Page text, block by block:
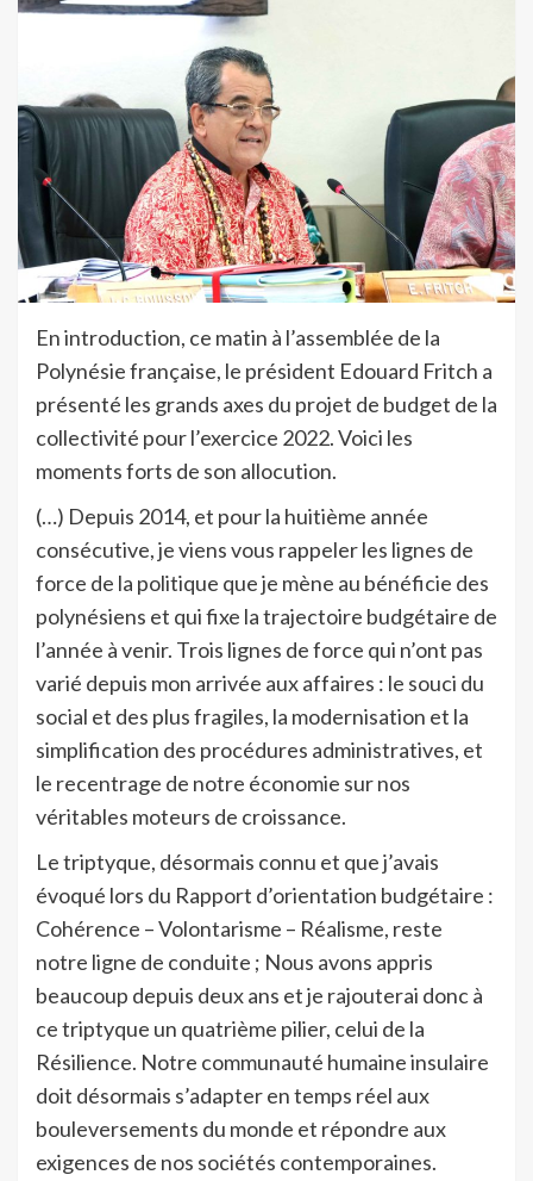
En introduction, ce matin à l’assemblée de la
Polynésie française, le président Edouard Fritch a
présenté les grands axes du projet de budget de la
collectivité pour l’exercice 2022. Voici les
moments forts de son allocution.
(…) Depuis 2014, et pour la huitième année
consécutive, je viens vous rappeler les lignes de
force de la politique que je mène au bénéficie des
polynésiens et qui fixe la trajectoire budgétaire de
l’année à venir. Trois lignes de force qui n’ont pas
varié depuis mon arrivée aux affaires : le souci du
social et des plus fragiles, la modernisation et la
simplification des procédures administratives, et
le recentrage de notre économie sur nos
véritables moteurs de croissance.
Le triptyque, désormais connu et que j’avais
évoqué lors du Rapport d’orientation budgétaire :
Cohérence – Volontarisme – Réalisme, reste
notre ligne de conduite ; Nous avons appris
beaucoup depuis deux ans et je rajouterai donc à
ce triptyque un quatrième pilier, celui de la
Résilience. Notre communauté humaine insulaire
doit désormais s’adapter en temps réel aux
bouleversements du monde et répondre aux
exigences de nos sociétés contemporaines.